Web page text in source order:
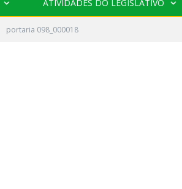
ATIVIDADES DO LEGISLATIVO
portaria 098_000018